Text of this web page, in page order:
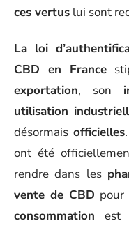
ces vertus lui sont
La loi
CBD en France
exportation, son
utilisation
désormais officielles
ont été
rendre dans les
vente de CBD pour
consommation est